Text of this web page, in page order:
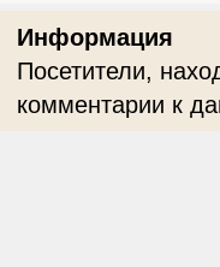
Информация
Посетители,
комментарии к